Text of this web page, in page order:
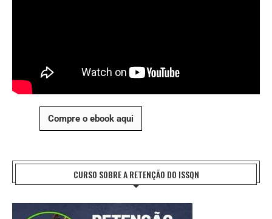
Compre o ebook aqui
CURSO SOBRE A RETENÇÃO DO ISSQN